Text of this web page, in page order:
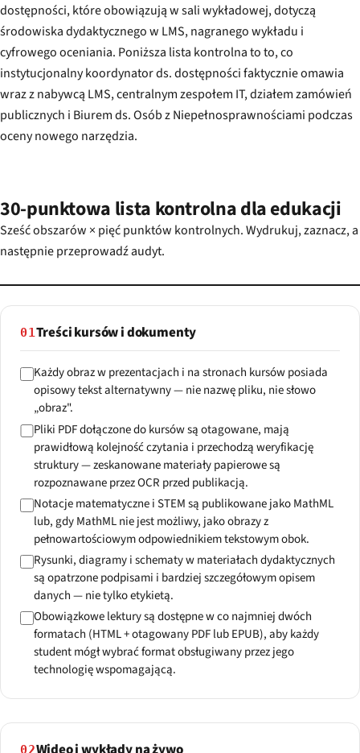
dostępności, które obowiązują w sali wykładowej, dotyczą
środowiska dydaktycznego w LMS, nagranego wykładu i
cyfrowego oceniania. Poniższa lista kontrolna to to, co
instytucjonalny koordynator ds. dostępności faktycznie omawia
wraz z nabywcą LMS, centralnym zespołem IT, działem zamówień
publicznych i Biurem ds. Osób z Niepełnosprawnościami podczas
oceny nowego narzędzia.
30-punktowa lista kontrolna dla edukacji
Sześć obszarów × pięć punktów kontrolnych. Wydrukuj, zaznacz, a
następnie przeprowadź audyt.
01Treści kursów i dokumenty
Każdy obraz w prezentacjach i na stronach kursów posiada
opisowy tekst alternatywny — nie nazwę pliku, nie słowo
„obraz".
Pliki PDF dołączone do kursów są otagowane, mają
prawidłową kolejność czytania i przechodzą weryfikację
struktury — zeskanowane materiały papierowe są
rozpoznawane przez OCR przed publikacją.
Notacje matematyczne i STEM są publikowane jako MathML
lub, gdy MathML nie jest możliwy, jako obrazy z
pełnowartościowym odpowiednikiem tekstowym obok.
Rysunki, diagramy i schematy w materiałach dydaktycznych
są opatrzone podpisami i bardziej szczegółowym opisem
danych — nie tylko etykietą.
Obowiązkowe lektury są dostępne w co najmniej dwóch
formatach (HTML + otagowany PDF lub EPUB), aby każdy
student mógł wybrać format obsługiwany przez jego
technologię wspomagającą.
02